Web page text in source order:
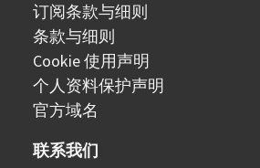
订阅条款与细则
条款与细则
Cookie 使用声明
个人资料保护声明
官方域名
联系我们